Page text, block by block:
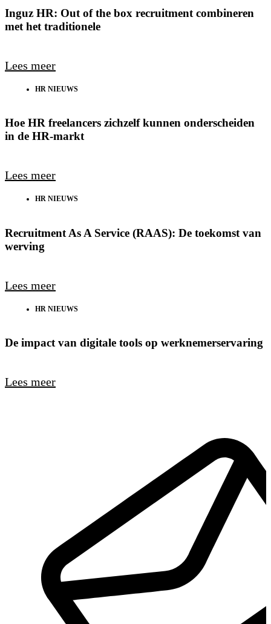
Inguz HR: Out of the box recruitment combineren
met het traditionele
Lees meer
HR NIEUWS
Hoe HR freelancers zichzelf kunnen onderscheiden
in de HR-markt
Lees meer
HR NIEUWS
Recruitment As A Service (RAAS): De toekomst van
werving
Lees meer
HR NIEUWS
De impact van digitale tools op werknemerservaring
Lees meer